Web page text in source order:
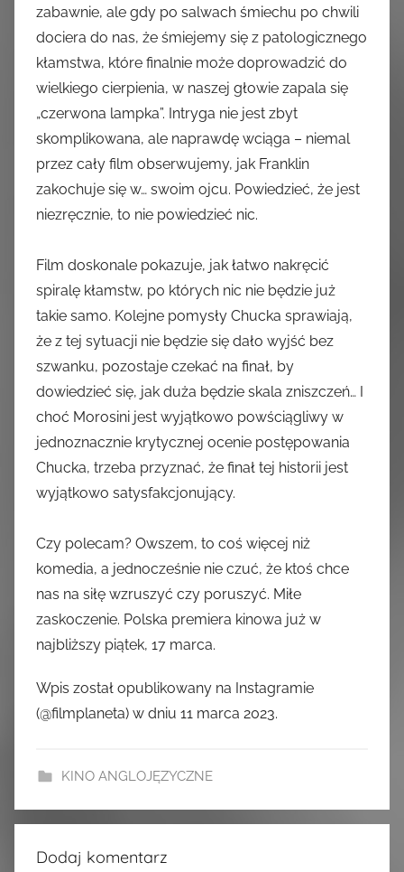
zabawnie, ale gdy po salwach śmiechu po chwili
dociera do nas, że śmiejemy się z patologicznego
kłamstwa, które finalnie może doprowadzić do
wielkiego cierpienia, w naszej głowie zapala się
„czerwona lampka”. Intryga nie jest zbyt
skomplikowana, ale naprawdę wciąga – niemal
przez cały film obserwujemy, jak Franklin
zakochuje się w… swoim ojcu. Powiedzieć, że jest
niezręcznie, to nie powiedzieć nic.
Film doskonale pokazuje, jak łatwo nakręcić
spiralę kłamstw, po których nic nie będzie już
takie samo. Kolejne pomysły Chucka sprawiają,
że z tej sytuacji nie będzie się dało wyjść bez
szwanku, pozostaje czekać na finał, by
dowiedzieć się, jak duża będzie skala zniszczeń… I
choć Morosini jest wyjątkowo powściągliwy w
jednoznacznie krytycznej ocenie postępowania
Chucka, trzeba przyznać, że finał tej historii jest
wyjątkowo satysfakcjonujący.
Czy polecam? Owszem, to coś więcej niż
komedia, a jednocześnie nie czuć, że ktoś chce
nas na siłę wzruszyć czy poruszyć. Miłe
zaskoczenie. Polska premiera kinowa już w
najbliższy piątek, 17 marca.
Wpis został opublikowany na Instagramie
(@filmplaneta) w dniu 11 marca 2023.
KINO ANGLOJĘZYCZNE
Dodaj komentarz